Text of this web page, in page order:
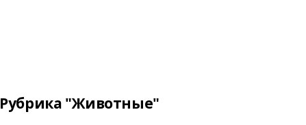
Рубрика "Животные"